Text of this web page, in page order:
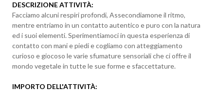
DESCRIZIONE ATTIVITÀ:
Facciamo alcuni respiri profondi, Assecondiamone il ritmo,
mentre entriamo in un contatto autentico e puro con la natura
ed i suoi elementi. Sperimentiamoci in questa esperienza di
contatto con mani e piedi e cogliamo con atteggiamento
curioso e giocoso le varie sfumature sensoriali che ci offre il
mondo vegetale in tutte le sue forme e sfaccettature.
IMPORTO DELL'ATTIVITÀ: